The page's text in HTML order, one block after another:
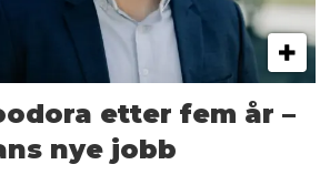
etter fem år –
nye jobb